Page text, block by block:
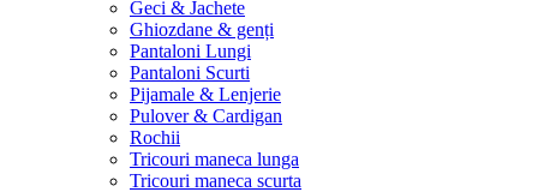
Geci & Jachete
Ghiozdane & genți
Pantaloni Lungi
Pantaloni Scurti
Pijamale & Lenjerie
Pulover & Cardigan
Rochii
Tricouri maneca lunga
Tricouri maneca scurta